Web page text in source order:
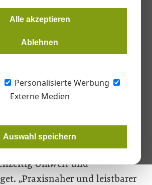
Alle akzeptieren
Ablehnen
Personalisierte Werbung
Externe Medien
Auswahl speichern
SHL-Aufgabengebiete ist kontinuierliches
Branche in Regierungskreisen, wie etwa
Leonore Gewessler zum "9-Punkte-Plan
beleben nicht nur
Steueraufkommen, sondern
Umwelt und
„Praxisnaher und leistbarer